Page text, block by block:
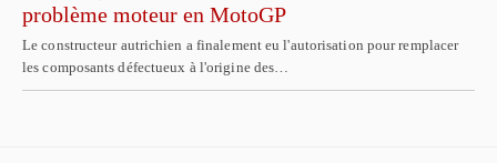
problème moteur en MotoGP
Le constructeur autrichien a finalement eu l'autorisation pour remplacer
les composants défectueux à l'origine des…